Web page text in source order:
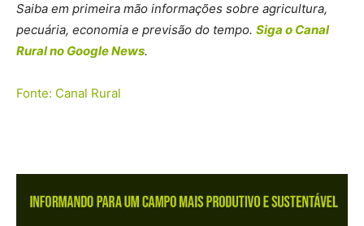
Saiba em primeira mão informações sobre agricultura,
pecuária, economia e previsão do tempo. Siga o Canal
Rural no Google News.
Fonte: Canal Rural